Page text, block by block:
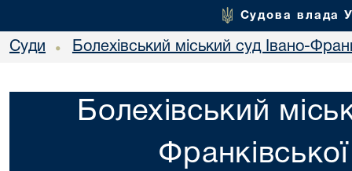
Судова влада
Суди • Болехівський міський суд Івано-
Болехівський